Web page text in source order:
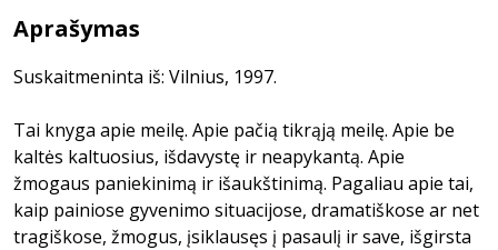
Aprašymas
Suskaitmeninta iš: Vilnius, 1997.
Tai knyga apie meilę. Apie pačią tikrąją meilę. Apie be
kaltės kaltuosius, išdavystę ir neapykantą. Apie
žmogaus paniekinimą ir išaukštinimą. Pagaliau apie tai,
kaip painiose gyvenimo situacijose, dramatiškose ar net
tragiškose, žmogus, įsiklausęs į pasaulį ir save, išgirsta